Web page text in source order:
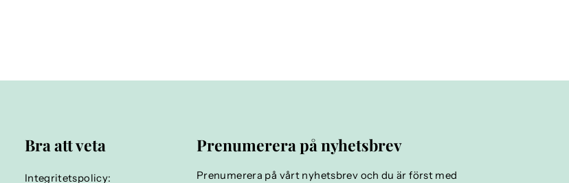
Bra att veta
Integritetspolicy:
Prenumerera på nyhetsbrev
Prenumerera på vårt nyhetsbrev och du är först med